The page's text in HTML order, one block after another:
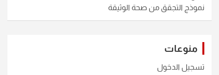
نموذج التجقق من صحة الوثيقة
منوعات
تسجيل الدخول